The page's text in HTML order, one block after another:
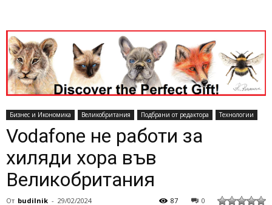
Бизнес и Икономика Великобритания Подбрани от редактора Технологии
Vodafone не работи за
хиляди хора във
Великобритания
От budilnik - 29/02/2024 0
87